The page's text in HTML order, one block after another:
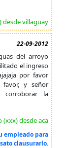
desde villaguay
22-09-2012
del arroyo
el ingreso
por favor
y señor
corroborar la
(xxx) desde aca
empleado para
clausurarlo.